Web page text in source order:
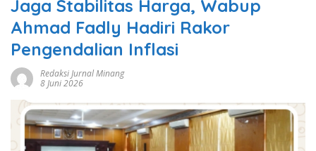
Jaga Stabilitas Harga, Wabup
Ahmad Fadly Hadiri Rakor
Pengendalian Inflasi
Redaksi Jurnal Minang
8 Juni 2026